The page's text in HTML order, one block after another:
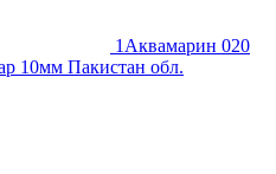
1 Аквамарин 020
10мм Пакистан обл.